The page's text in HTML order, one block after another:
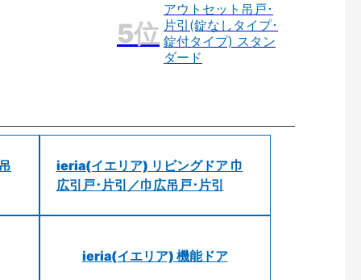
アウトセット吊戸･
片引(錠なしタイプ･
錠付タイプ) スタン
ダード
ieria(イエリア) リビングドア 巾
広引戸･片引／巾広吊戸･片引
ieria(イエリア) 機能ドア